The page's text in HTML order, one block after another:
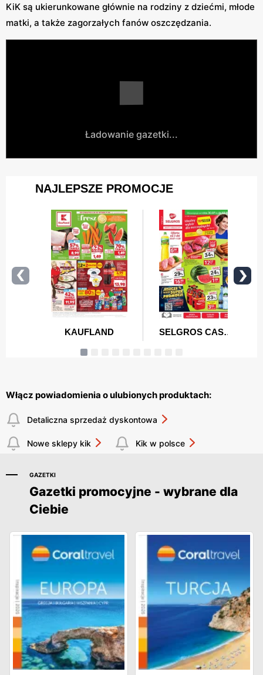
KiK są ukierunkowane głównie na rodziny z dziećmi, młode
matki, a także zagorzałych fanów oszczędzania.
Ładowanie gazetki...
Włącz powiadomienia o ulubionych produktach:
Detaliczna sprzedaż dyskontowa
Nowe sklepy kik Kik w polsce
GAZETKI
Gazetki promocyjne - wybrane dla
Ciebie